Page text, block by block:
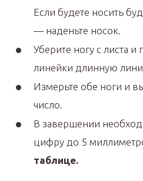
Если будете носить
— наденьте носок.
Уберите ногу с листа
линейки длинную
Измерьте обе ноги и
число.
В завершении
цифру до 5
таблице.